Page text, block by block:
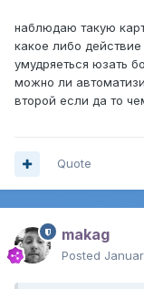
наблюдаю такую
какое либо действие
умудряеться юзать
можно ли
второй если да то
Quote
makag
Posted